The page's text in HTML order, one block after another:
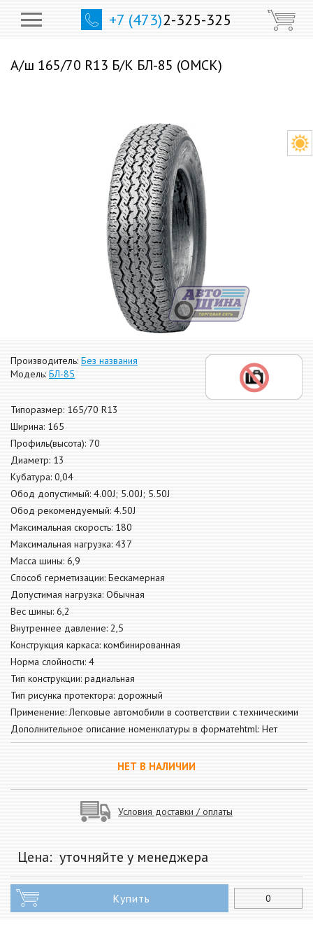
+7 (473)2-325-325
А/ш 165/70 R13 Б/К БЛ-85 (ОМСК)
Производитель: Без названия
Модель: БЛ-85
Типоразмер: 165/70 R13
Ширина: 165
Профиль(высота): 70
Диаметр: 13
Кубатура: 0,04
Обод допустимый: 4.00J; 5.00J; 5.50J
Обод рекомендуемый: 4.50J
Максимальная скорость: 180
Максимальная нагрузка: 437
Масса шины: 6,9
Способ герметизации: Бескамерная
Допустимая нагрузка: Обычная
Вес шины: 6,2
Внутреннее давление: 2,5
Конструкция каркаса: комбинированная
Норма слойности: 4
Тип конструкции: радиальная
Тип рисунка протектора: дорожный
Применение: Легковые автомобили в соответствии с техническими
Дополнительное описание номенклатуры в форматеhtml: Нет
НЕТ В НАЛИЧИИ
Условия доставки / оплаты
Цена: уточняйте у менеджера
Купить